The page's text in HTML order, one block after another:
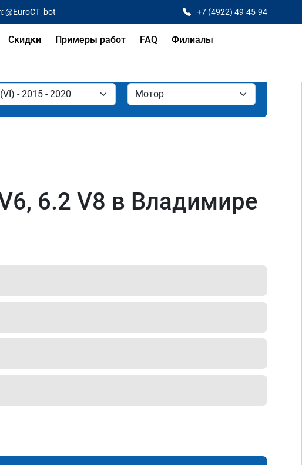
@EuroCT_bot +7 (4922) 49-45-94
Скидки Примеры работ FAQ Филиалы
6.2 V8 в Владимире